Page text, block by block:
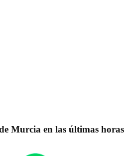
Murcia en las últimas horas